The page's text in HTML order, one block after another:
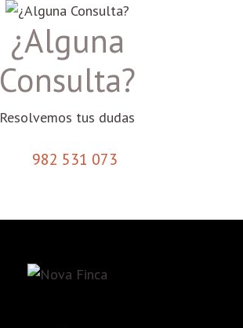
¿Alguna
Consulta?
Resolvemos tus dudas
982 531 073